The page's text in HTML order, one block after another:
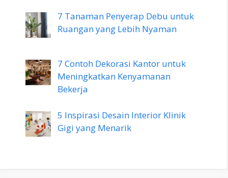
7 Tanaman Penyerap Debu untuk
Ruangan yang Lebih Nyaman
7 Contoh Dekorasi Kantor untuk
Meningkatkan Kenyamanan
Bekerja
5 Inspirasi Desain Interior Klinik
Gigi yang Menarik